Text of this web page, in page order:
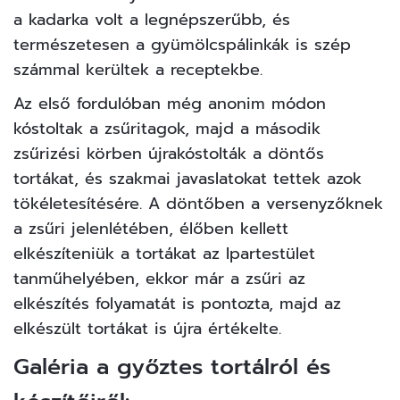
a kadarka volt a legnépszerűbb, és
természetesen a gyümölcspálinkák is szép
számmal kerültek a receptekbe.
Az első fordulóban még anonim módon
kóstoltak a zsűritagok, majd a második
zsűrizési körben újrakóstolták a döntős
tortákat, és szakmai javaslatokat tettek azok
tökéletesítésére. A döntőben a versenyzőknek
a zsűri jelenlétében, élőben kellett
elkészíteniük a tortákat az Ipartestület
tanműhelyében, ekkor már a zsűri az
elkészítés folyamatát is pontozta, majd az
elkészült tortákat is újra értékelte.
Galéria a győztes tortálról és